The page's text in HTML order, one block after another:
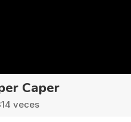
Caper
veces